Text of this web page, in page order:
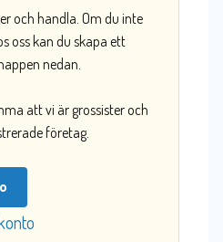
och handla. Om du inte
oss kan du skapa ett
nedan.
att vi är grossister och
företag.